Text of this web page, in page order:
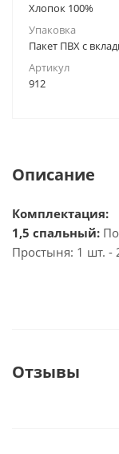
Хлопок 100%
Упаковка
Пакет ПВХ с
Артикул
912
Описание
Комплектация:
1,5 спальный:
Простыня: 1 шт. -
Отзывы